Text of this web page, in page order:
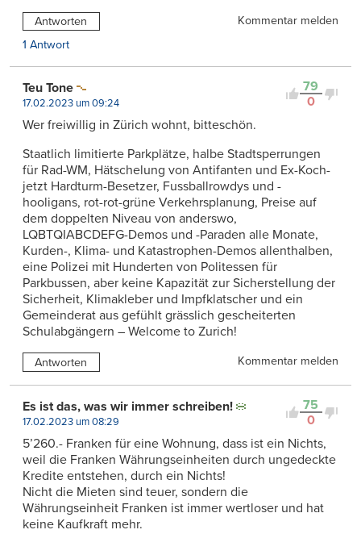
Antworten
Kommentar melden
1 Antwort
79
0
Teu Tone
17.02.2023 um 09:24
Wer freiwillig in Zürich wohnt, bitteschön.
Staatlich limitierte Parkplätze, halbe Stadtsperrungen
für Rad-WM, Hätschelung von Antifanten und Ex-Koch-
jetzt Hardturm-Besetzer, Fussballrowdys und -
hooligans, rot-rot-grüne Verkehrsplanung, Preise auf
dem doppelten Niveau von anderswo,
LQBTQIABCDEFG-Demos und -Paraden alle Monate,
Kurden-, Klima- und Katastrophen-Demos allenthalben,
eine Polizei mit Hunderten von Politessen für
Parkbussen, aber keine Kapazität zur Sicherstellung der
Sicherheit, Klimakleber und Impfklatscher und ein
Gemeinderat aus gefühlt grässlich gescheiterten
Schulabgängern – Welcome to Zurich!
Antworten Kommentar melden
75
0
Es ist das, was wir immer schreiben!
17.02.2023 um 08:29
5’260.- Franken für eine Wohnung, dass ist ein Nichts,
weil die Franken Währungseinheiten durch ungedeckte
Kredite entstehen, durch ein Nichts!
Nicht die Mieten sind teuer, sondern die
Währungseinheit Franken ist immer wertloser und hat
keine Kaufkraft mehr.